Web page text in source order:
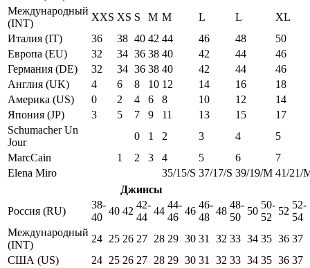
Международный
(INT)
XXS XS S M M L L
XL
Италия (IT)
36 38 40 42 44 46 48
50
Европа (EU)
32 34 36 38 40 42 44
46
Германия (DE)
32 34 36 38 40 42 44
46
Англия (UK)
4 6 8 10 12 14 16
18
Америка (US)
0 2 4 6 8 10 12
14
Япония (JP)
3 5 7 9 11 13 15
17
Schumacher Un
Jour
0 1 2 3 4
5
MarcCain
1 2 3 4 5 6
7
Elena Miro
35/15/S 37/17/S 39/19/M 41/21/
Джинсы
Россия (RU)
38-
40
40 42
42-
44
44
44-
46
46
46-
48
48
48-
50
50
50-
52
52
52-
54
Международный
(INT)
24 25 26 27 28 29 30 31 32 33 34 35 36 37
США (US)
24 25 26 27 28 29 30 31 32 33 34 35 36 37